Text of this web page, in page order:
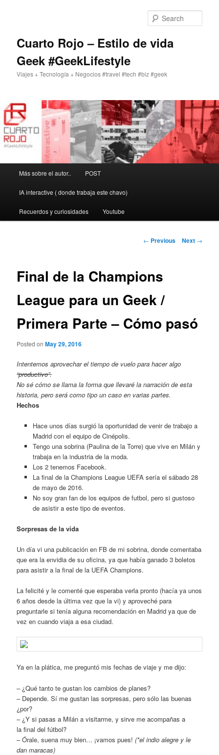
Cuarto Rojo – Estilo de vida
Geek #GeekLifestyle
Viajes + Tecnología + Negocios #travel #tech #biz #geek
Más sobre el autor.. POST
IA interactive ( donde trabaja este chavo)
Recuerdos y curiosidades Youtube
Post
← Previous Next →
Final de la Champions
League para un Geek /
Primera Parte – Cómo pasó
Posted onMay 29, 2016
Intentemos aprovechar el tiempo de vuelo para hacer algo
“productivo”.
No sé cómo se llama la forma que llevaré la narración de esta
historia, pero será como tipo un caso en varias partes.
Hechos
Hace unos días surgió la oportunidad de venir de trabajo a
Madrid con el equipo de Cinépolis.
Tengo una sobrina (Paulina de la Torre) que vive en Milán y
trabaja en la industria de la moda.
Los 2 tenemos Facebook.
La final de la Champions League UEFA sería el sábado 28
de mayo de 2016.
No soy gran fan de los equipos de futbol, pero si gustoso
de asistir a este tipo de eventos.
Sorpresas de la vida
Un día vi una publicación en FB de mi sobrina, donde comentaba
que era la envidia de su oficina, ya que había ganado 3 boletos
para asistir a la final de la UEFA Champions.
La felicité y le comenté que esperaba verla pronto (hacía ya unos
6 años desde la última vez que la vi) y aproveché para
preguntarle si tenía alguna recomendación en Madrid ya que de
vez en cuando viaja a esa ciudad.
Ya en la plática, me preguntó mis fechas de viaje y me dijo:
– ¿Qué tanto te gustan los cambios de planes?
– Depende. Sí me gustan las sorpresas, pero sólo las buenas
¿por?
– ¿Y si pasas a Milán a visitarme, y sirve me acompañas a
la final del fútbol?
– Órale, suena muy bien… ¡vamos pues!(*el indio alegre y le
dan maracas)